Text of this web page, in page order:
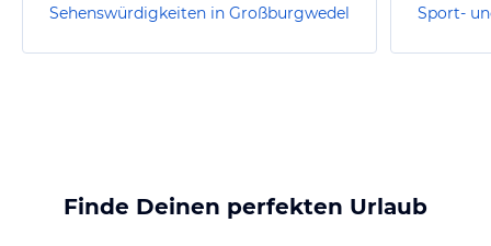
Sehenswürdigkeiten in Großburgwedel
Finde Deinen perfekten Urlaub